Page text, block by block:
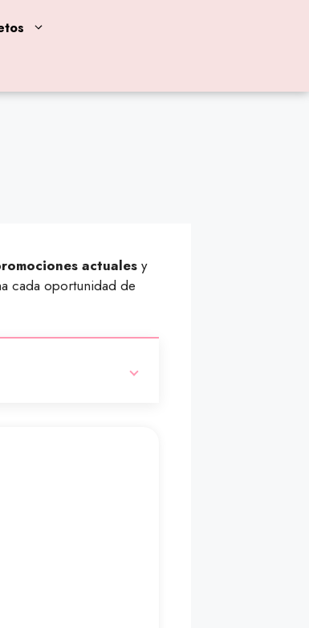
actuales y
cada oportunidad de